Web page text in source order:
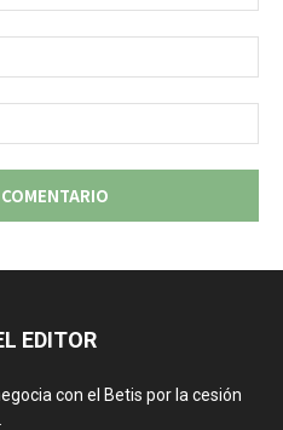
EDITOR
con el Betis por la cesión